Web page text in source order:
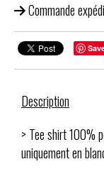
Commande
Description
> Tee shirt 100%
uniquement en